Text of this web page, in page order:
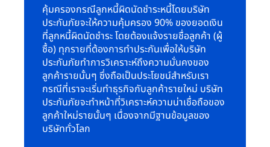
คุ้มครองกรณีลูกหนี้ผิดนัดชำระหนี้โดยบริษัท
ประกันภัยจะให้ความคุ้มครอง 90% ของยอดเงิน
ที่ลูกหนี้ผิดนัดชำระ โดยต้องแจ้งรายชื่อลูกค้า (ผู้
ซื้อ) ทุกรายที่ต้องการทำประกันเพื่อให้บริษัท
ประกันภัยทำการวิเคราะห์ถึงความมั่นคงของ
ลูกค้ารายนั้นๆ ซึ่งถือเป็นประโยชน์สำหรับเรา
กรณีที่เราจะเริ่มทำธุรกิจกับลูกค้ารายใหม่ บริษัท
ประกันภัยจะทำหน้าที่วิเคราะห์ความน่าเชื่อถือของ
ลูกค้าใหม่รายนั้นๆ เนื่องจากมีฐานข้อมูลของ
บริษัททั่วโลก